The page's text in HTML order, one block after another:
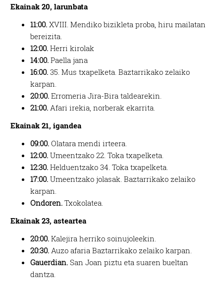
Ekainak 20, larunbata
11:00. XVIII. Mendiko bizikleta proba, hiru mailatan
bereizita.
12:00. Herri kirolak
14:00. Paella jana
16:00. 35. Mus txapelketa. Baztarrikako zelaiko
karpan.
20:00. Erromeria Jira-Bira taldearekin.
21:00. Afari irekia, norberak ekarrita.
Ekainak 21, igandea
09:00. Olatara mendi irteera.
12:00. Umeentzako 22. Toka txapelketa.
12:30. Helduentzako 34. Toka txapelketa.
17:00. Umeentzako jolasak. Baztarrikako zelaiko
karpan.
Ondoren. Txokolatea.
Ekainak 23, asteartea
20:00. Kalejira herriko soinujoleekin.
20:30. Auzo afaria Baztarrikako zelaiko karpan.
Gauerdian. San Joan piztu eta suaren bueltan
dantza.